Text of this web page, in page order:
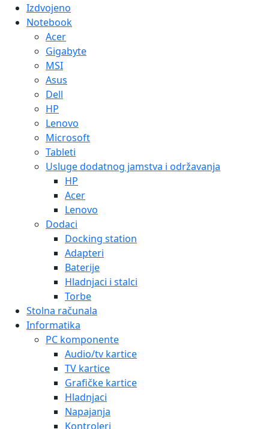
Izdvojeno
Notebook
Acer
Gigabyte
MSI
Asus
Dell
HP
Lenovo
Microsoft
Tableti
Usluge dodatnog jamstva i održavanja
HP
Acer
Lenovo
Dodaci
Docking station
Adapteri
Baterije
Hladnjaci i stalci
Torbe
Stolna računala
Informatika
PC komponente
Audio/tv kartice
TV kartice
Grafičke kartice
Hladnjaci
Napajanja
Kontroleri